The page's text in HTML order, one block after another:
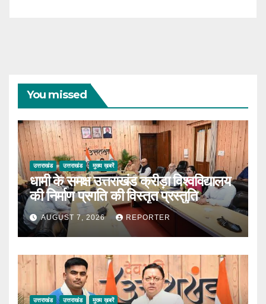
You missed
उत्तराखंड उत्तराखंड मुख्य ख़बरें
धामी के समक्ष उत्तराखंड क्रीड़ा विश्वविद्यालय
की निर्माण प्रगति की विस्तृत प्रस्तुति
AUGUST 7, 2026 REPORTER
उत्तराखंड उत्तराखंड मुख्य ख़बरें